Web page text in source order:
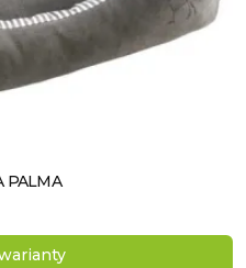
PALMA